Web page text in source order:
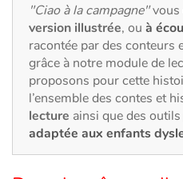
Apprentissage
Art, espace, activité
Documentaires
En famille
"Ciao à la campagne"vous
version illustrée, ou à
racontée par des conteurs
grâce à notre module de
proposons pour cette
l’ensemble des contes et
lecture ainsi que des
adaptée aux enfants